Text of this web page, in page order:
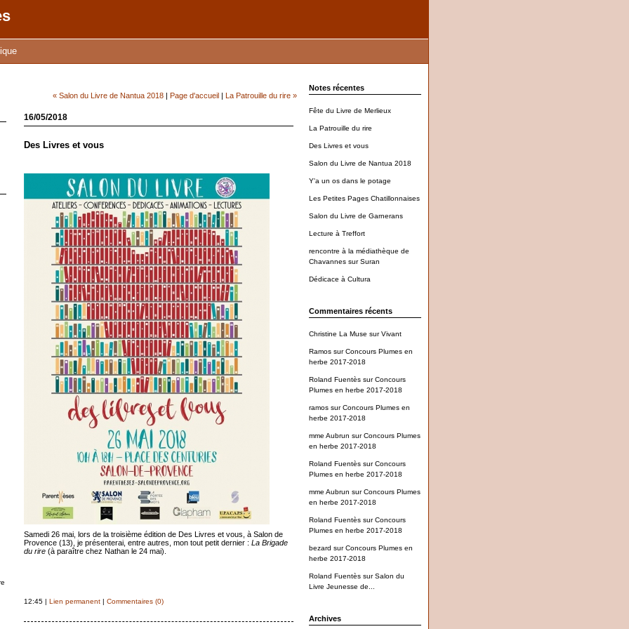
Notes récentes
Fête du Livre de Merlieux
La Patrouille du rire
Des Livres et vous
Salon du Livre de Nantua 2018
Y'a un os dans le potage
Les Petites Pages Chatillonnaises
Salon du Livre de Garnerans
Lecture à Treffort
rencontre à la médiathèque de
Chavannes sur Suran
Dédicace à Cultura
Commentaires récents
Christine La Muse surVivant
RamossurConcours Plumes en
herbe 2017-2018
Roland FuentèssurConcours
Plumes en herbe 2017-2018
ramossurConcours Plumes en
herbe 2017-2018
mme Aubrun surConcours Plumes
en herbe 2017-2018
Roland FuentèssurConcours
Plumes en herbe 2017-2018
mme Aubrun surConcours Plumes
en herbe 2017-2018
Roland FuentèssurConcours
Plumes en herbe 2017-2018
bezard surConcours Plumes en
herbe 2017-2018
Roland FuentèssurSalon du
Livre Jeunesse de...
Archives
« Salon du Livre de Nantua 2018| Page d'accueil| La Patrouille du rire »
16/05/2018
Des Livres et vous
Samedi 26 mai, lors de la troisième édition de Des Livres et vous, à Salon de
Provence (13), je présenterai, entre autres, mon tout petit dernier : La Brigade
du rire(à paraître chez Nathan le 24 mai).
12:45 | Lien permanent| Commentaires (0)